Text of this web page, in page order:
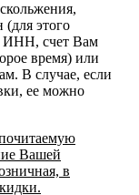
этого
ИНН, счет Вам
время) или
В случае, если
ее можно
Вашей
в